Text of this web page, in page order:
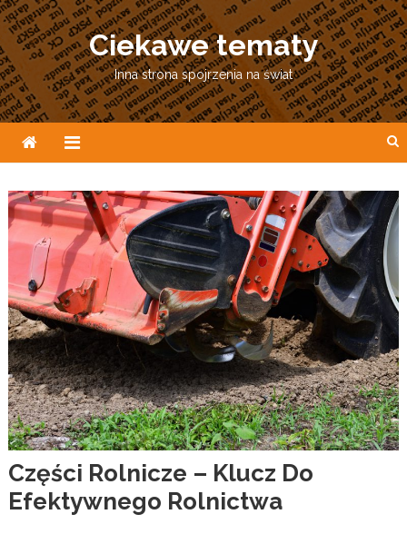
Skip
to
content
Ciekawe tematy
Inna strona spojrzenia na świat
Części Rolnicze – Klucz Do
Efektywnego Rolnictwa